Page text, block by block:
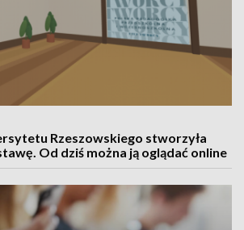
Rzeszowskiego stworzyła
Od dziś można ją oglądać online